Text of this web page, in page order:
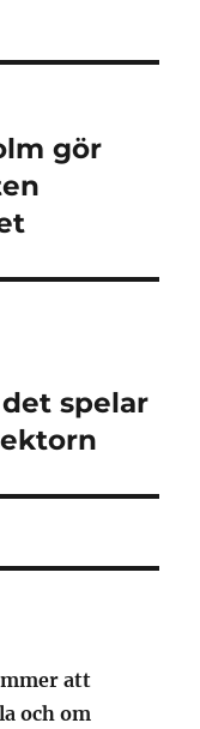
gör
spelar
att
och om